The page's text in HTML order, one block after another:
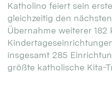
Katholino feiert sein
gleichzeitig den
Übernahme weiterer 182
insgesamt 285
größte katholische Kita-